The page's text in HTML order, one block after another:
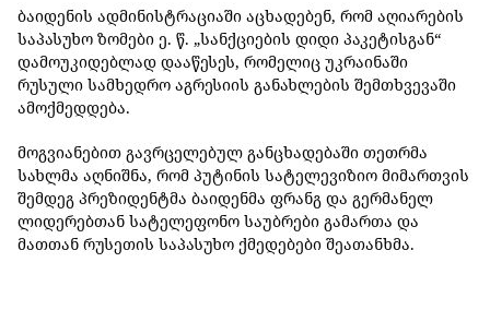
ბაიდენის ადმინისტრაციაში აცხადებენ, რომ აღიარების
საპასუხო ზომები ე. წ. „სანქციების დიდი პაკეტისგან“
დამოუკიდებლად დააწესეს, რომელიც უკრაინაში
რუსული სამხედრო აგრესიის განახლების შემთხვევაში
ამოქმედდება.
მოგვიანებით გავრცელებულ განცხადებაში თეთრმა
სახლმა აღნიშნა, რომ პუტინის სატელევიზიო მიმართვის
შემდეგ პრეზიდენტმა ბაიდენმა ფრანგ და გერმანელ
ლიდერებთან სატელეფონო საუბრები გამართა და
მათთან რუსეთის საპასუხო ქმედებები შეათანხმა.